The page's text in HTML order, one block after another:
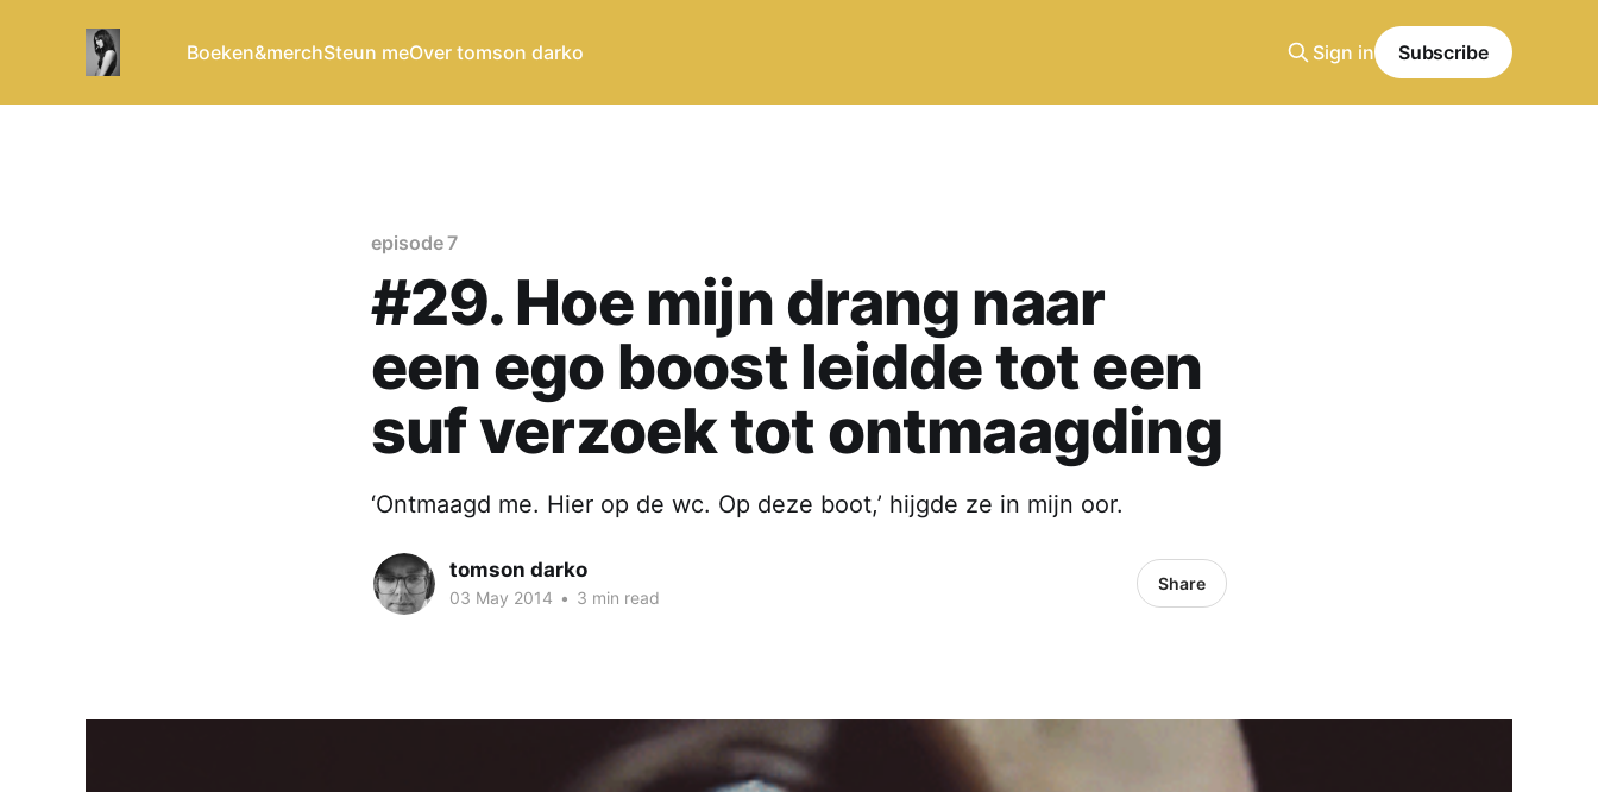
Boeken&merchSteun meOver tomson darko Sign in Subscribe
episode 7
#29. Hoe mijn drang naar
een ego boost leidde tot een
suf verzoek tot ontmaagding
‘Ontmaagd me. Hier op de wc. Op deze boot,’ hijgde ze in mijn oor.
tomson darko
03 May 2014 • 3 min read
Share